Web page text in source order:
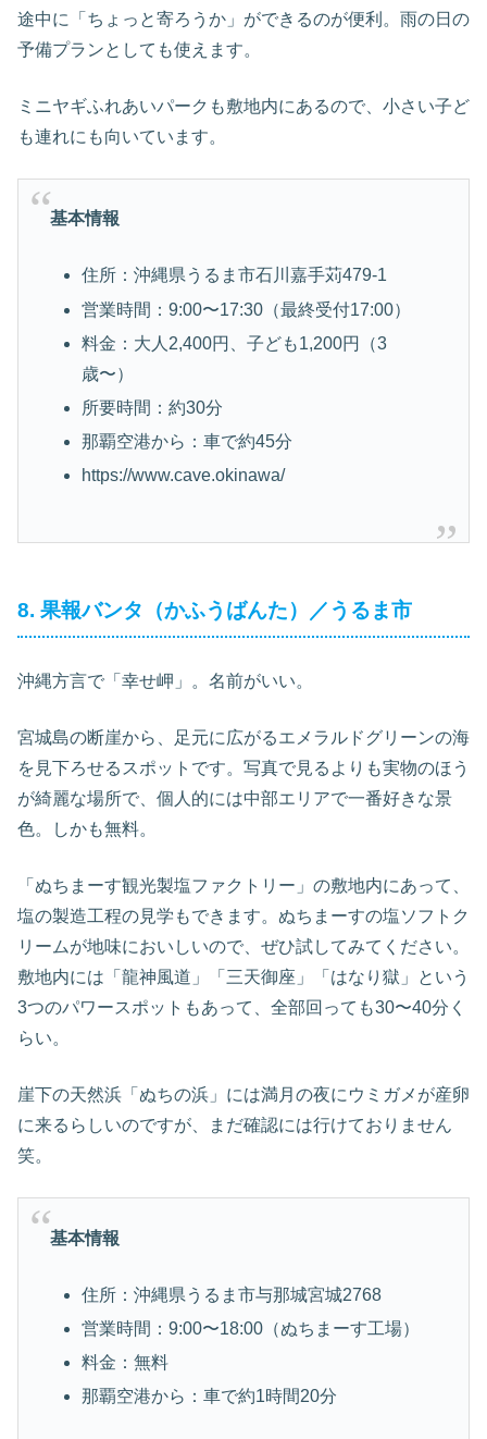
途中に「ちょっと寄ろうか」ができるのが便利。雨の日の
予備プランとしても使えます。
ミニヤギふれあいパークも敷地内にあるので、小さい子ど
も連れにも向いています。
基本情報
住所：沖縄県うるま市石川嘉手苅479-1
営業時間：9:00〜17:30（最終受付17:00）
料金：大人2,400円、子ども1,200円（3
歳〜）
所要時間：約30分
那覇空港から：車で約45分
https://www.cave.okinawa/
8. 果報バンタ（かふうばんた）／うるま市
沖縄方言で「幸せ岬」。名前がいい。
宮城島の断崖から、足元に広がるエメラルドグリーンの海
を見下ろせるスポットです。写真で見るよりも実物のほう
が綺麗な場所で、個人的には中部エリアで一番好きな景
色。しかも無料。
「ぬちまーす観光製塩ファクトリー」の敷地内にあって、
塩の製造工程の見学もできます。ぬちまーすの塩ソフトク
リームが地味においしいので、ぜひ試してみてください。
敷地内には「龍神風道」「三天御座」「はなり獄」という
3つのパワースポットもあって、全部回っても30〜40分く
らい。
崖下の天然浜「ぬちの浜」には満月の夜にウミガメが産卵
に来るらしいのですが、まだ確認には行けておりません
笑。
基本情報
住所：沖縄県うるま市与那城宮城2768
営業時間：9:00〜18:00（ぬちまーす工場）
料金：無料
那覇空港から：車で約1時間20分